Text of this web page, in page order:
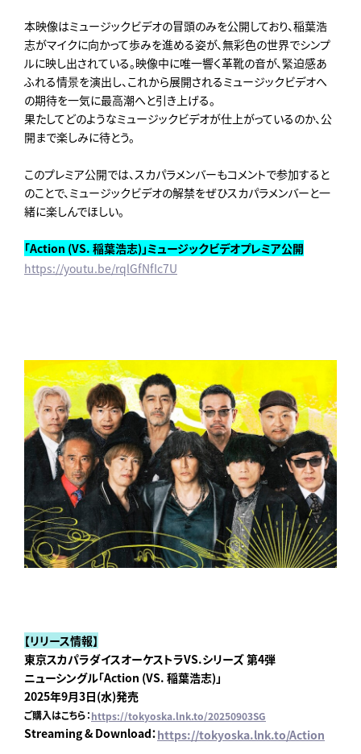
本映像はミュージックビデオの冒頭のみを公開しており、稲葉浩
志がマイクに向かって歩みを進める姿が、無彩色の世界でシンプ
ルに映し出されている。映像中に唯一響く革靴の音が、緊迫感あ
ふれる情景を演出し、これから展開されるミュージックビデオへ
の期待を一気に最高潮へと引き上げる。
果たしてどのようなミュージックビデオが仕上がっているのか、公
開まで楽しみに待とう。
このプレミア公開では、スカパラメンバーもコメントで参加すると
のことで、ミュージックビデオの解禁をぜひスカパラメンバーと一
緒に楽しんでほしい。
「Action (VS. 稲葉浩志)」ミュージックビデオプレミア公開
https://youtu.be/rqlGfNfIc7U
【リリース情報】
東京スカパラダイスオーケストラVS.シリーズ 第4弾
ニューシングル「Action (VS. 稲葉浩志)」
2025年9月3日(水)発売
ご購入はこちら：https://tokyoska.lnk.to/20250903SG
Streaming & Download：https://tokyoska.lnk.to/Action